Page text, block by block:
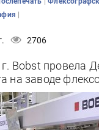
|
2706
Bobst провела
на заводе